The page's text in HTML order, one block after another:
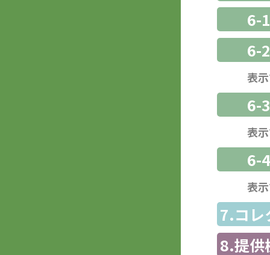
6-
6-
表
6-
表
6-
表
7.コレ
8.提供